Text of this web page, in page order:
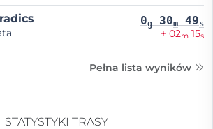
0g 30m 49s
+ 02m 15s
Pełna lista wyników
STATYSTYKI TRASY